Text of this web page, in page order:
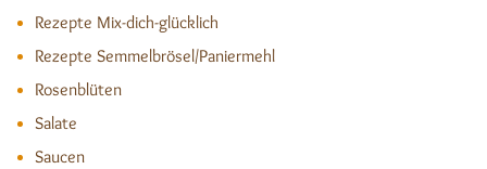
Rezepte Mix-dich-glücklich
Rezepte Semmelbrösel/Paniermehl
Rosenblüten
Salate
Saucen